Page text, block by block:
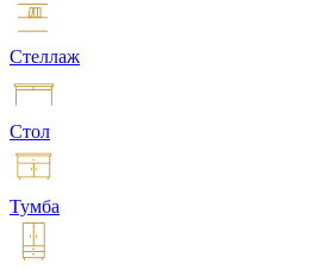
Стеллаж
Стол
Тумба